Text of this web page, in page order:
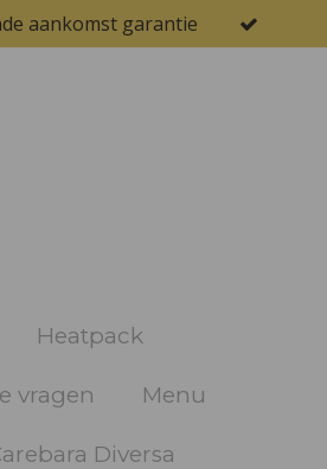
aankomst garantie
Heatpack
vragen Menu
Diversa